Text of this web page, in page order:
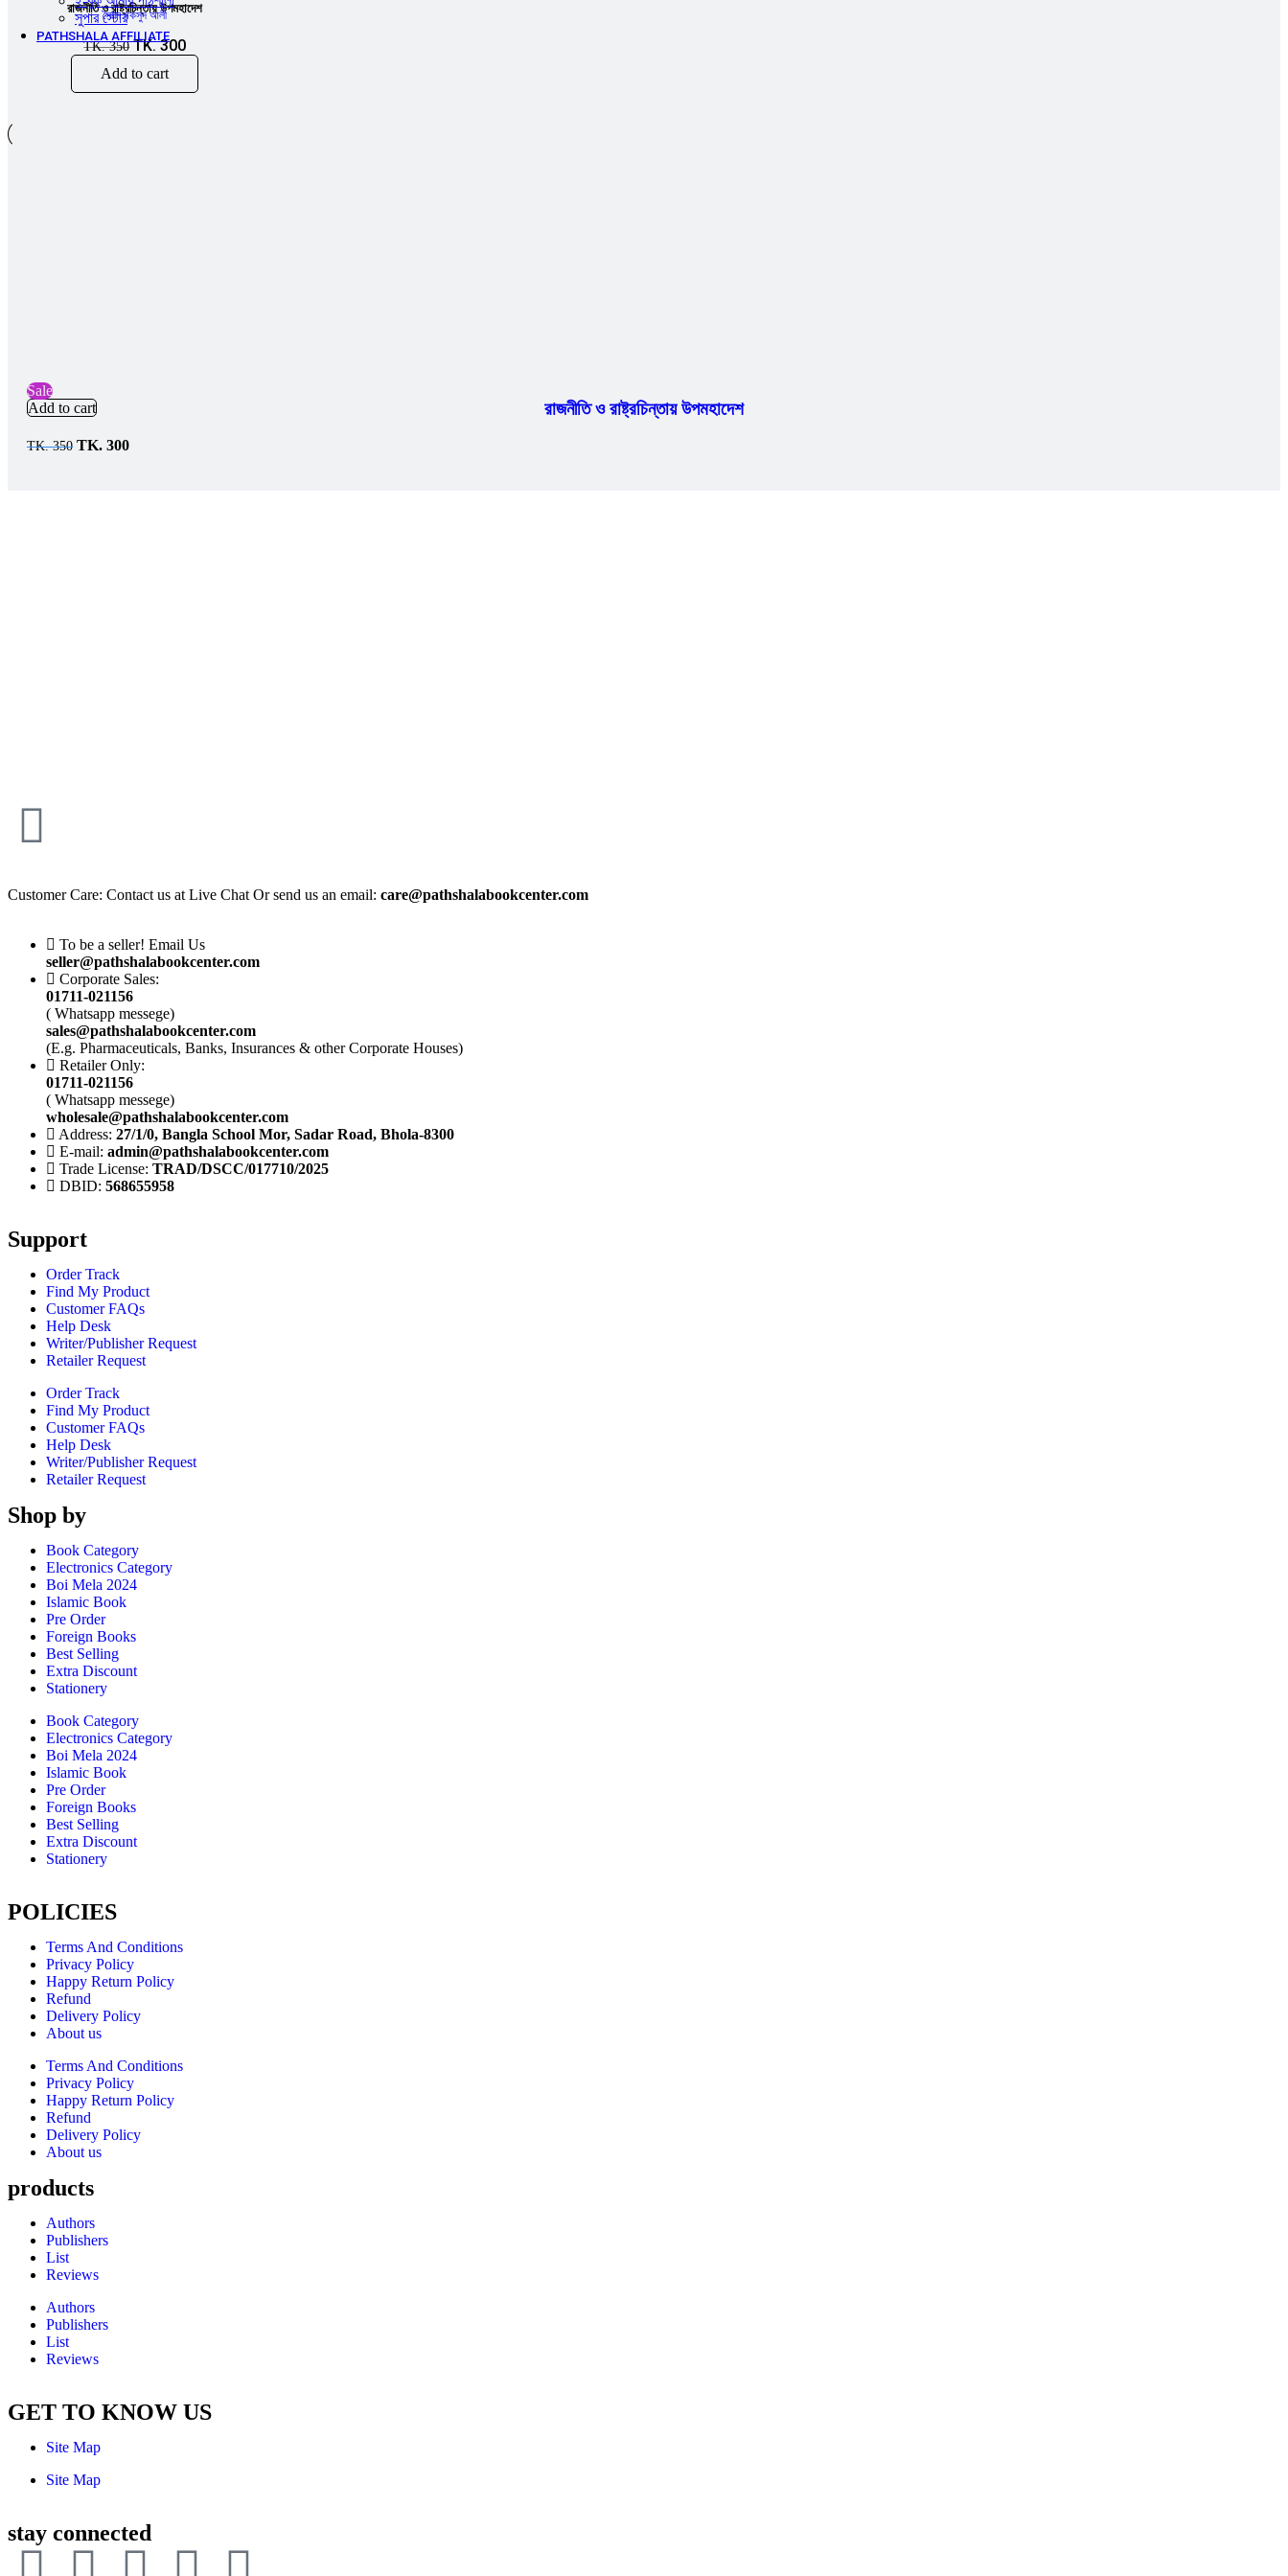
সুপার ‍স্টোর
PATHSHALA AFFILIATE
রাজনীতি ও রাষ্ট্রচিন্তায় উপমহাদেশ
সৈয়দ মকসুদ আলী
TK.350 TK.300
Add to cart
Sale
Add to cart
রাজনীতি ও রাষ্ট্রচিন্তায় উপমহাদেশ
TK.350 TK. 300
Customer Care: Contact us at Live Chat Or send us an email: care@pathshalabookcenter.com
To be a seller! Email Us
seller@pathshalabookcenter.com
Corporate Sales:
01711-021156
( Whatsapp messege)
sales@pathshalabookcenter.com
(E.g. Pharmaceuticals, Banks, Insurances & other Corporate Houses)
Retailer Only:
01711-021156
( Whatsapp messege)
wholesale@pathshalabookcenter.com
Address: 27/1/0, Bangla School Mor, Sadar Road, Bhola-8300
E-mail: admin@pathshalabookcenter.com
Trade License: TRAD/DSCC/017710/2025
DBID: 568655958
Support
Order Track
Find My Product
Customer FAQs
Help Desk
Writer/Publisher Request
Retailer Request
Order Track
Find My Product
Customer FAQs
Help Desk
Writer/Publisher Request
Retailer Request
Shop by
Book Category
Electronics Category
Boi Mela 2024
Islamic Book
Pre Order
Foreign Books
Best Selling
Extra Discount
Stationery
Book Category
Electronics Category
Boi Mela 2024
Islamic Book
Pre Order
Foreign Books
Best Selling
Extra Discount
Stationery
POLICIES
Terms And Conditions
Privacy Policy
Happy Return Policy
Refund
Delivery Policy
About us
Terms And Conditions
Privacy Policy
Happy Return Policy
Refund
Delivery Policy
About us
products
Authors
Publishers
List
Reviews
Authors
Publishers
List
Reviews
GET TO KNOW US
Site Map
Site Map
stay connected